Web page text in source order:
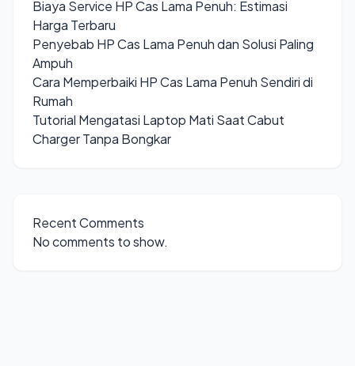
Biaya Service HP Cas Lama Penuh: Estimasi
Harga Terbaru
Penyebab HP Cas Lama Penuh dan Solusi Paling
Ampuh
Cara Memperbaiki HP Cas Lama Penuh Sendiri di
Rumah
Tutorial Mengatasi Laptop Mati Saat Cabut
Charger Tanpa Bongkar
Recent Comments
No comments to show.